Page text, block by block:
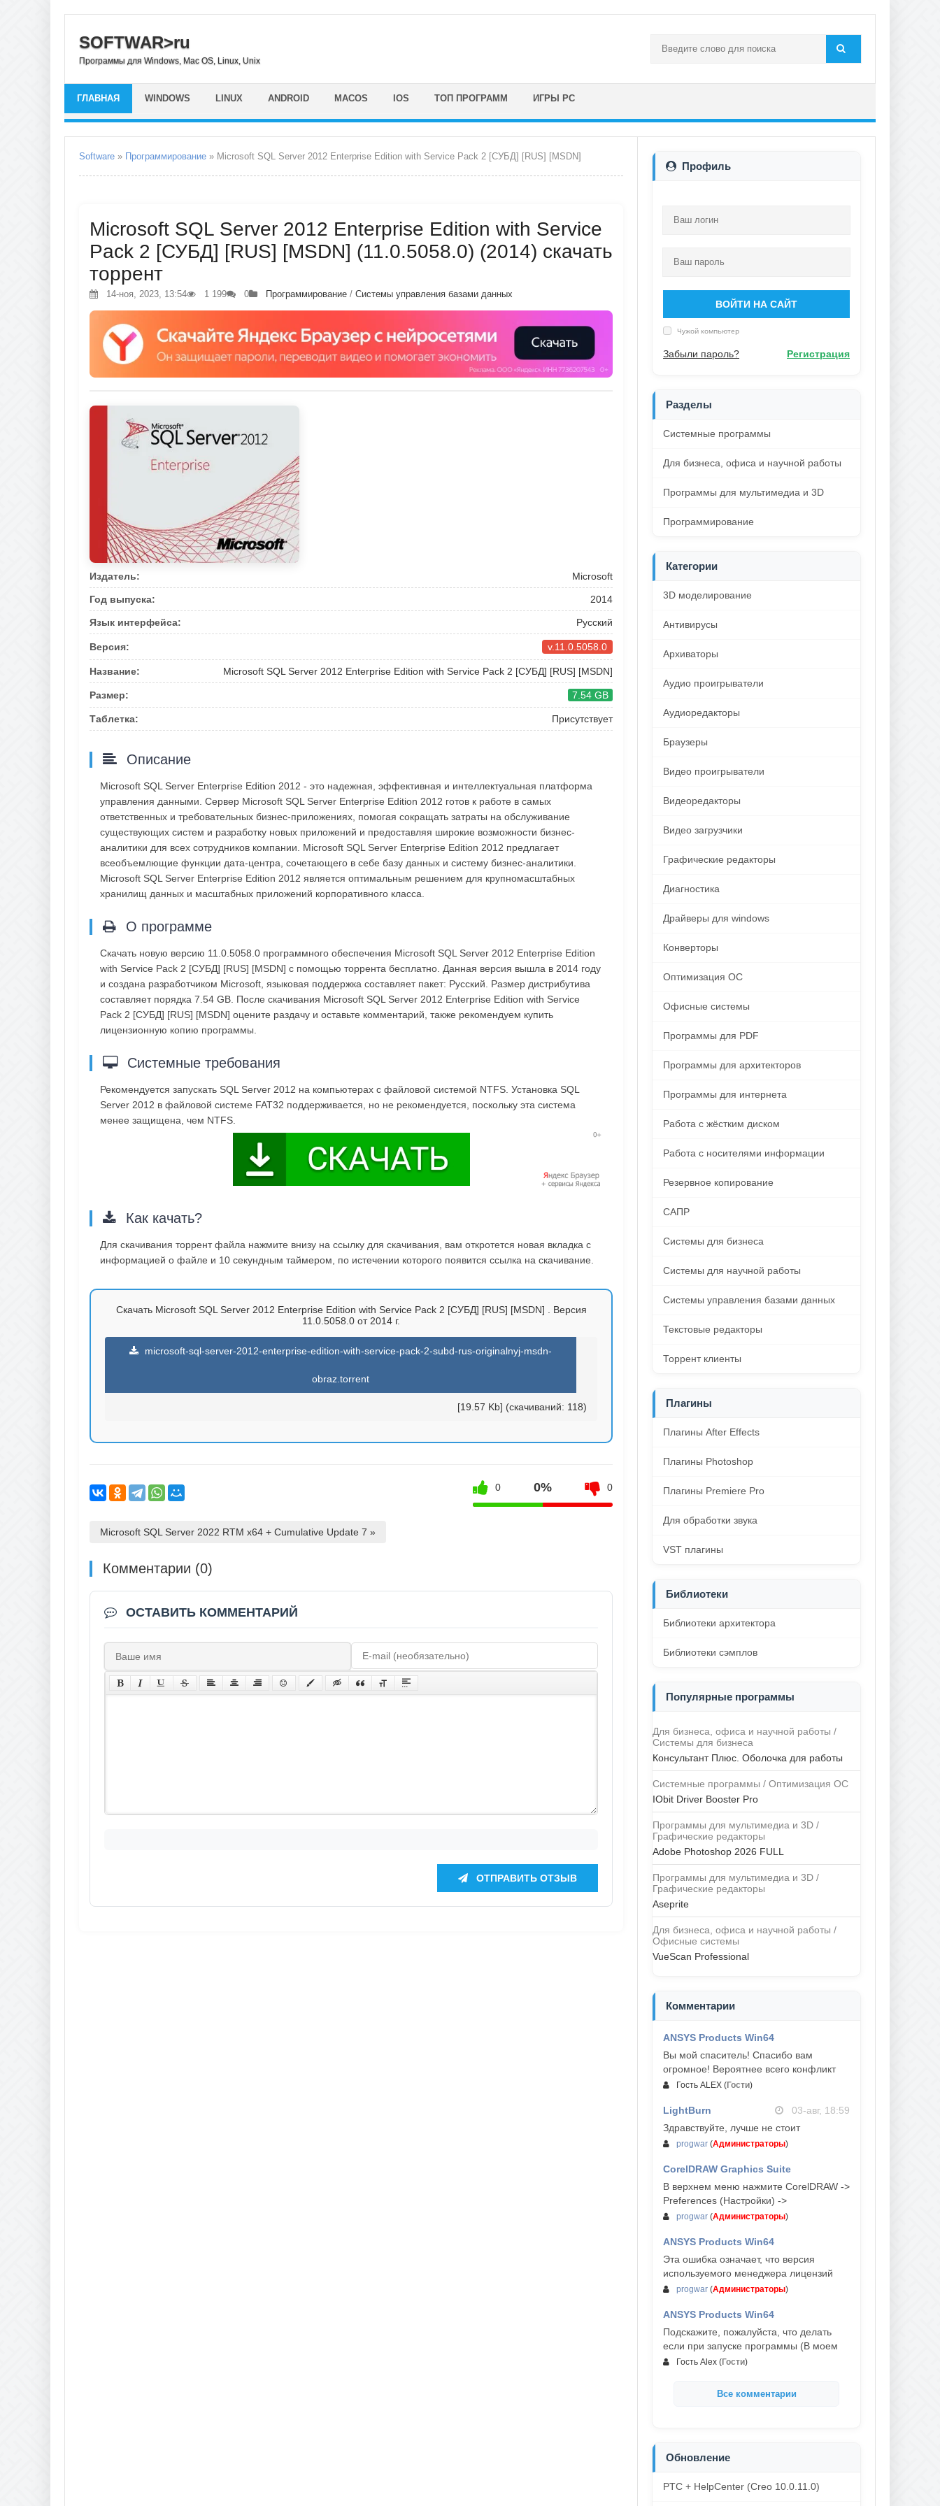
SOFTWAR>ru
Программы для Windows, Mac OS, Linux, Unix
ГЛАВНАЯ WINDOWS LINUX ANDROID MACOS IOS ТОП ПРОГРАММ ИГРЫ PC
Software » Программирование » Microsoft SQL Server 2012 Enterprise Edition with Service Pack 2 [СУБД] [RUS] [MSDN]
Microsoft SQL Server 2012 Enterprise Edition with Service
Pack 2 [СУБД] [RUS] [MSDN] (11.0.5058.0) (2014) скачать
торрент
14-ноя, 2023, 13:54 1 199 0 Программирование / Системы управления базами данных
Издатель: Microsoft
Год выпуска: 2014
Язык интерфейса: Русский
Версия: v.11.0.5058.0
Название: Microsoft SQL Server 2012 Enterprise Edition with Service Pack 2 [СУБД] [RUS] [MSDN]
Размер: 7.54 GB
Таблетка: Присутствует
Описание
Microsoft SQL Server Enterprise Edition 2012 - это надежная, эффективная и интеллектуальная платформа
управления данными. Сервер Microsoft SQL Server Enterprise Edition 2012 готов к работе в самых
ответственных и требовательных бизнес-приложениях, помогая сокращать затраты на обслуживание
существующих систем и разработку новых приложений и предоставляя широкие возможности бизнес-
аналитики для всех сотрудников компании. Microsoft SQL Server Enterprise Edition 2012 предлагает
всеобъемлющие функции дата-центра, сочетающего в себе базу данных и систему бизнес-аналитики.
Microsoft SQL Server Enterprise Edition 2012 является оптимальным решением для крупномасштабных
хранилищ данных и масштабных приложений корпоративного класса.
О программе
Скачать новую версию 11.0.5058.0 программного обеспечения Microsoft SQL Server 2012 Enterprise Edition
with Service Pack 2 [СУБД] [RUS] [MSDN] с помощью торрента бесплатно. Данная версия вышла в 2014 году
и создана разработчиком Microsoft, языковая поддержка составляет пакет: Русский. Размер дистрибутива
составляет порядка 7.54 GB. После скачивания Microsoft SQL Server 2012 Enterprise Edition with Service
Pack 2 [СУБД] [RUS] [MSDN] оцените раздачу и оставьте комментарий, также рекомендуем купить
лицензионную копию программы.
Системные требования
Рекомендуется запускать SQL Server 2012 на компьютерах с файловой системой NTFS. Установка SQL
Server 2012 в файловой системе FAT32 поддерживается, но не рекомендуется, поскольку эта система
менее защищена, чем NTFS.
Как качать?
Для скачивания торрент файла нажмите внизу на ссылку для скачивания, вам откротется новая вкладка с
информацией о файле и 10 секундным таймером, по истечении которого появится ссылка на скачивание.
Скачать Microsoft SQL Server 2012 Enterprise Edition with Service Pack 2 [СУБД] [RUS] [MSDN] . Версия
11.0.5058.0 от 2014 г.
microsoft-sql-server-2012-enterprise-edition-with-service-pack-2-subd-rus-originalnyj-msdn-
obraz.torrent
[19.57 Kb] (cкачиваний: 118)
0 0% 0
Microsoft SQL Server 2022 RTM x64 + Cumulative Update 7 »
Комментарии (0)
ОСТАВИТЬ КОММЕНТАРИЙ
ОТПРАВИТЬ ОТЗЫВ
Профиль
ВОЙТИ НА САЙТ
Чужой компьютер
Забыли пароль? Регистрация
Разделы
Системные программы
Для бизнеса, офиса и научной работы
Программы для мультимедиа и 3D
Программирование
Категории
3D моделирование
Антивирусы
Архиваторы
Аудио проигрыватели
Аудиоредакторы
Браузеры
Видео проигрыватели
Видеоредакторы
Видео загрузчики
Графические редакторы
Диагностика
Драйверы для windows
Конверторы
Оптимизация ОС
Офисные системы
Программы для PDF
Программы для архитекторов
Программы для интернета
Работа с жёстким диском
Работа с носителями информации
Резервное копирование
САПР
Системы для бизнеса
Системы для научной работы
Системы управления базами данных
Текстовые редакторы
Торрент клиенты
Плагины
Плагины After Effects
Плагины Photoshop
Плагины Premiere Pro
Для обработки звука
VST плагины
Библиотеки
Библиотеки архитектора
Библиотеки сэмплов
Популярные программы
Для бизнеса, офиса и научной работы /
Системы для бизнеса
Консультант Плюс. Оболочка для работы
Системные программы / Оптимизация ОС
IObit Driver Booster Pro
Программы для мультимедиа и 3D /
Графические редакторы
Adobe Photoshop 2026 FULL
Программы для мультимедиа и 3D /
Графические редакторы
Aseprite
Для бизнеса, офиса и научной работы /
Офисные системы
VueScan Professional
Комментарии
ANSYS Products Win64
Вы мой спаситель! Спасибо вам
огромное! Вероятнее всего конфликт
Гость ALEX (Гости)
LightBurn
03-авг, 18:59
Здравствуйте, лучше не стоит
progwar (Администраторы)
CorelDRAW Graphics Suite
03-авг, 18:58
В верхнем меню нажмите CorelDRAW ->
Preferences (Настройки) ->
progwar (Администраторы)
ANSYS Products Win64
Эта ошибка означает, что версия
используемого менеджера лицензий
progwar (Администраторы)
ANSYS Products Win64
Подскажите, пожалуйста, что делать
если при запуске программы (В моем
Гость Alex (Гости)
Все комментарии
Обновление
PTC + HelpCenter (Creo 10.0.11.0)